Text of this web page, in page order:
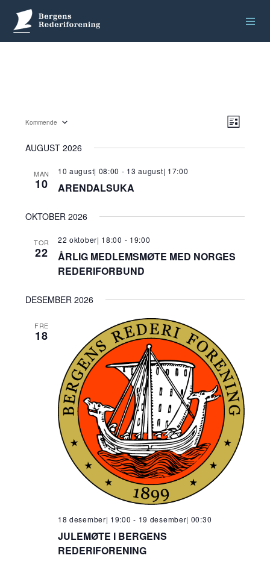
VELG
S
Kommende
AUGUST 2026
MAN
10
10 august| 08:00 - 13 august| 17:00
ARENDALSUKA
OKTOBER 2026
TOR
22
22 oktober| 18:00 - 19:00
ÅRLIG MEDLEMSMØTE MED NORGES
REDERIFORBUND
DESEMBER 2026
FRE
18
18 desember| 19:00 - 19 desember| 00:30
JULEMØTE I BERGENS
REDERIFORENING